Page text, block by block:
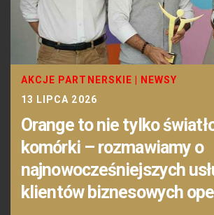
AKCJE PARTNERSKIE
NEWSY
13 LIPCA 2026
Orange to nie tylko
komórki – rozmawiamy o
najnowocześniejszych
klientów biznesowych